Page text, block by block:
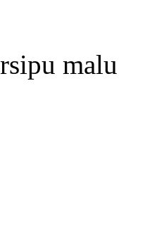
malu